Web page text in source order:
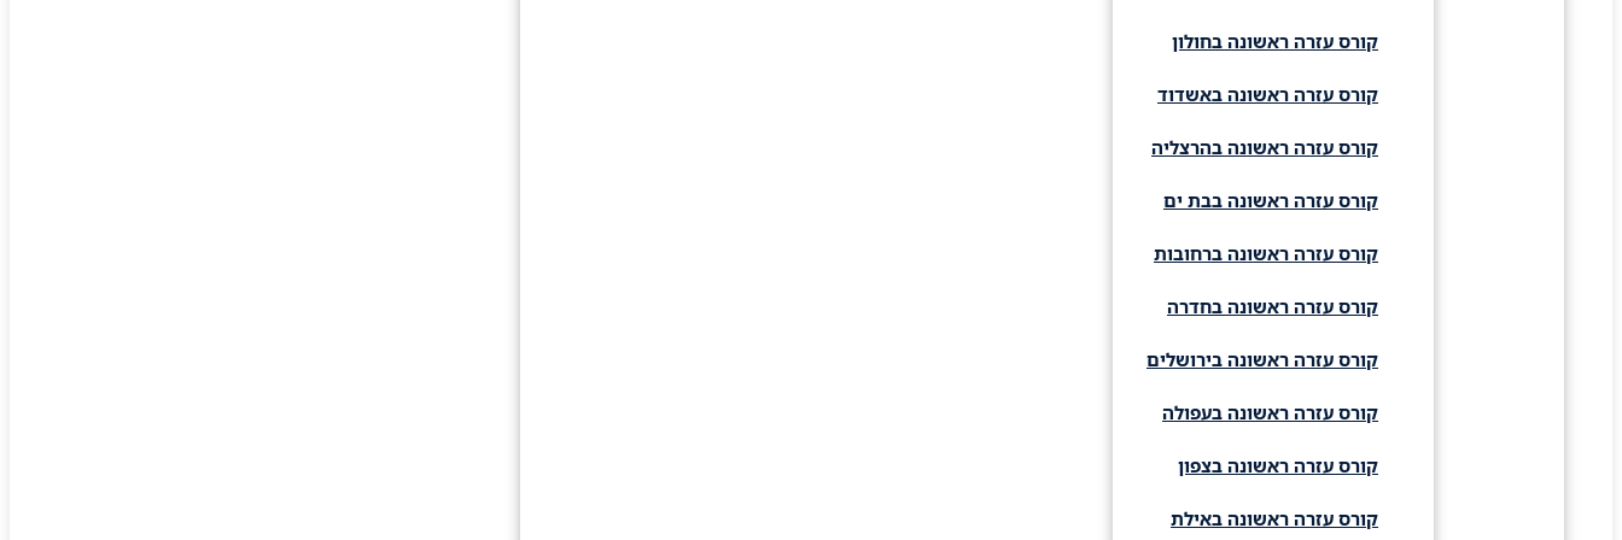
קורס עזרה ראשונה בחולון
קורס עזרה ראשונה באשדוד
קורס עזרה ראשונה בהרצליה
קורס עזרה ראשונה בבת ים
קורס עזרה ראשונה ברחובות
קורס עזרה ראשונה בחדרה
קורס עזרה ראשונה בירושלים
קורס עזרה ראשונה בעפולה
קורס עזרה ראשונה בצפון
קורס עזרה ראשונה באילת